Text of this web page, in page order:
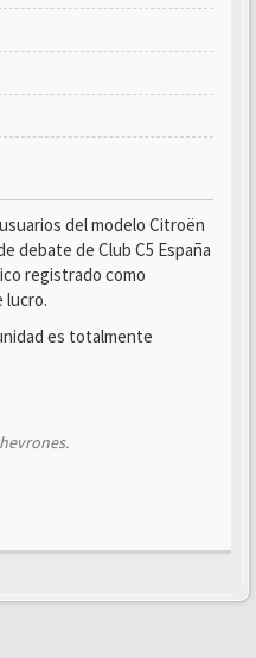
del modelo Citroën
debate de Club C5 España
registrado como
lucro.
es totalmente